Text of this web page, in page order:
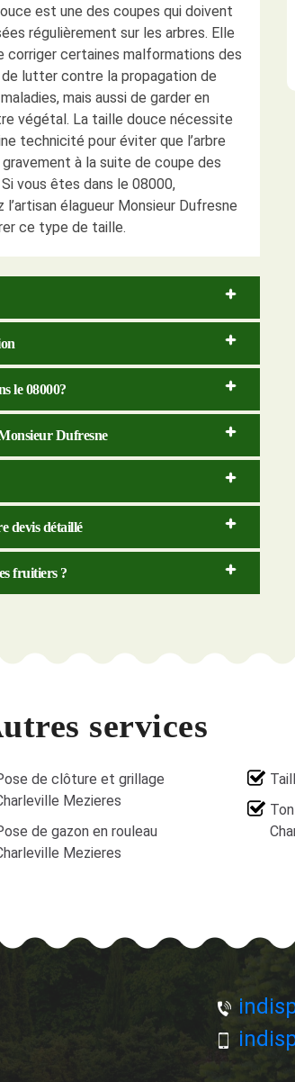
est une des coupes qui doivent
régulièrement sur les arbres. Elle
corriger certaines malformations des
de lutter contre la propagation de
mais aussi de garder en
végétal. La taille douce nécessite
technicité pour éviter que l’arbre
à la suite de coupe des
Si vous êtes dans le 08000,
élagueur Monsieur Dufresne
ce type de taille.
le 08000?
Dufresne
devis détaillé
fruitiers ?
services
de clôture et grillage
Mezieres
de gazon en rouleau
Mezieres